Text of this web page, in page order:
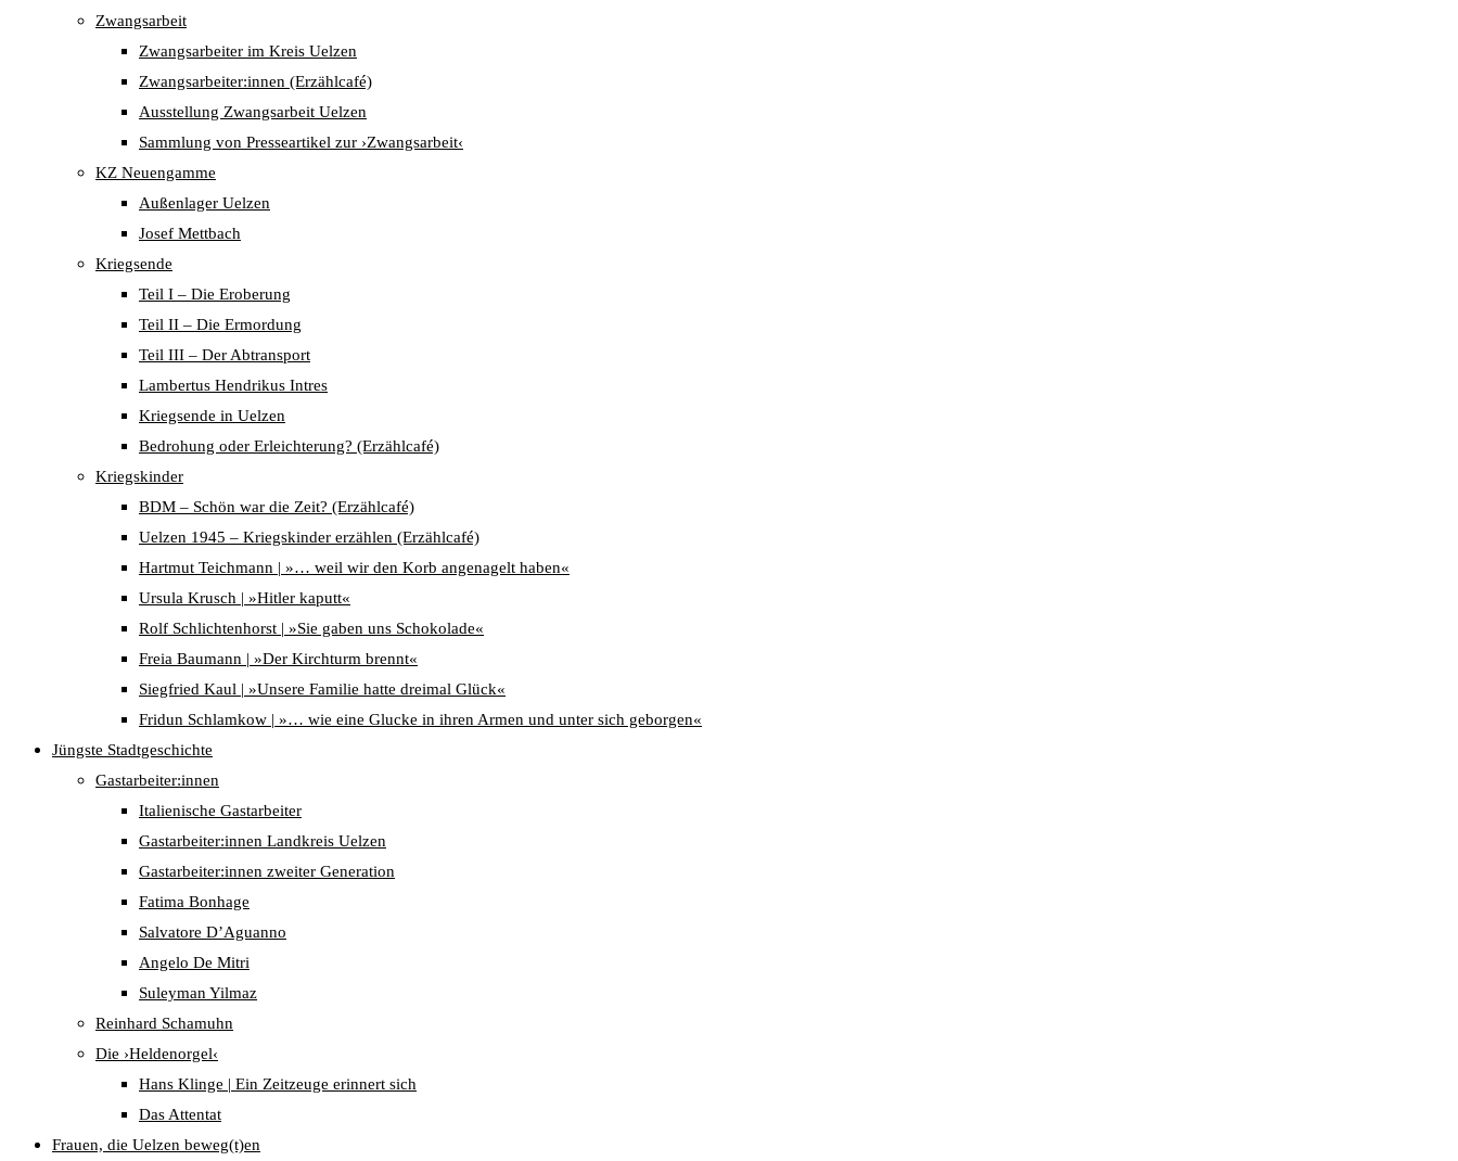
Zwangsarbeit
Zwangsarbeiter im Kreis Uelzen
Zwangsarbeiter:innen (Erzählcafé)
Ausstellung Zwangsarbeit Uelzen
Sammlung von Presseartikel zur ›Zwangsarbeit‹
KZ Neuengamme
Außenlager Uelzen
Josef Mettbach
Kriegsende
Teil I – Die Eroberung
Teil II – Die Ermordung
Teil III – Der Abtransport
Lambertus Hendrikus Intres
Kriegsende in Uelzen
Bedrohung oder Erleichterung? (Erzählcafé)
Kriegskinder
BDM – Schön war die Zeit? (Erzählcafé)
Uelzen 1945 – Kriegskinder erzählen (Erzählcafé)
Hartmut Teichmann | »… weil wir den Korb angenagelt haben«
Ursula Krusch | »Hitler kaputt«
Rolf Schlichtenhorst | »Sie gaben uns Schokolade«
Freia Baumann | »Der Kirchturm brennt«
Siegfried Kaul | »Unsere Familie hatte dreimal Glück«
Fridun Schlamkow | »… wie eine Glucke in ihren Armen und unter sich geborgen«
Jüngste Stadtgeschichte
Gastarbeiter:innen
Italienische Gastarbeiter
Gastarbeiter:innen Landkreis Uelzen
Gastarbeiter:innen zweiter Generation
Fatima Bonhage
Salvatore D’Aguanno
Angelo De Mitri
Suleyman Yilmaz
Reinhard Schamuhn
Die ›Heldenorgel‹
Hans Klinge | Ein Zeitzeuge erinnert sich
Das Attentat
Frauen, die Uelzen beweg(t)en